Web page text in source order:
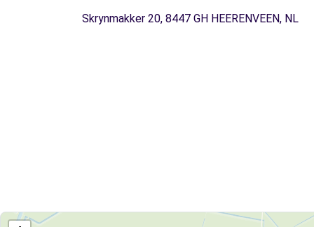
Skrynmakker 20, 8447 GH HEERENVEEN, NL